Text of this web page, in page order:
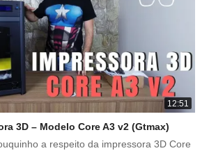
12:51
3D – Modelo Core A3 v2 (Gtmax)
a respeito da impressora 3D Core